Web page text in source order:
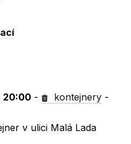
20:00 - kontejnery -
v ulici Malá Lada